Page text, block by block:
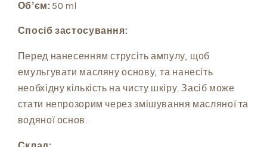
Обʼєм:50 ml
Спосіб застосування:
Перед нанесенням струсіть ампулу, щоб
емульгувати масляну основу, та нанесіть
необхідну кількість на чисту шкіру. Засіб може
стати непрозорим через змішування масляної та
водяної основ.